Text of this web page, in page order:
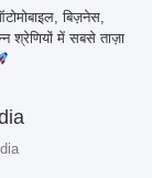
बिज़नेस,
श्रेणियों में सबसे ताज़ा